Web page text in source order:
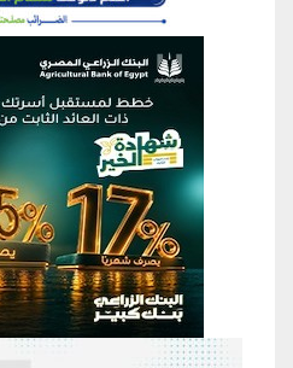
منطقة إعلانية